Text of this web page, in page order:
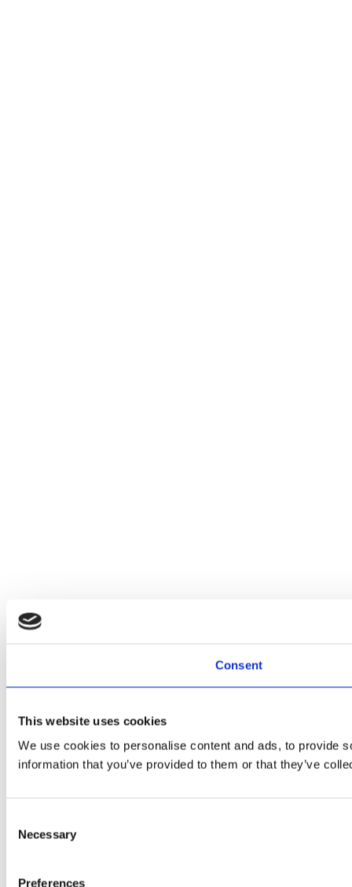
Consent
This website uses cookies
We use cookies to personalise content and ads, to provide
information that you’ve provided to them or that they’ve
Selection
Necessary
Preferences